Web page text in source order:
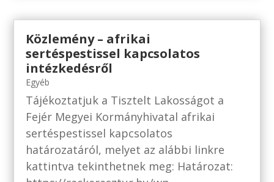
Közlemény – afrikai
sertéspestissel kapcsolatos
intézkedésről
Egyéb
Tájékoztatjuk a Tisztelt Lakosságot a
Fejér Megyei Kormányhivatal afrikai
sertéspestissel kapcsolatos
határozatáról, melyet az alábbi linkre
kattintva tekinthetnek meg: Határozat: